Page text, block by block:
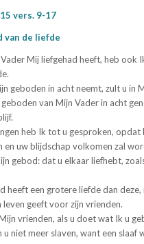
vers. 9-17
van de liefde
Mij liefgehad heeft, heb ook
geboden in acht neemt, zult u in
van Mijn Vader in acht
heb Ik tot u gesproken, opdat
en uw blijdschap volkomen zal
gebod: dat u elkaar liefhebt,
heeft een grotere liefde dan
leven geeft voor zijn vrienden.
vrienden, als u doet wat Ik u
u niet meer slaven, want een slaaf